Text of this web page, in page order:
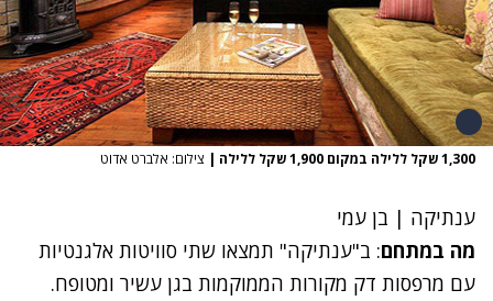
1,300 שקל ללילה במקום 1,900 שקל ללילה | צילום: אלברט אדוט
ענתיקה | בן עמי
מה במתחם: ב"ענתיקה" תמצאו שתי סוויטות אלגנטיות
עם מרפסות דק מקורות הממוקמות בגן עשיר ומטופח.